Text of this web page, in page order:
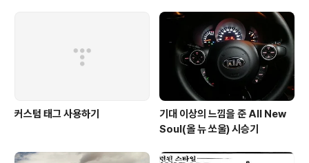
커스텀 태그 사용하기
기대 이상의 느낌을 준 All New
Soul(올 뉴 쏘울) 시승기